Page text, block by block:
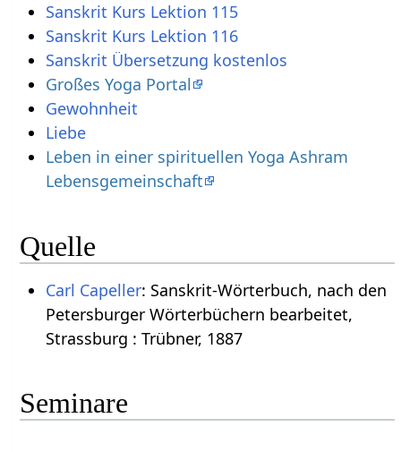
Sanskrit Kurs Lektion 115
Sanskrit Kurs Lektion 116
Sanskrit Übersetzung kostenlos
Großes Yoga Portal
Gewohnheit
Liebe
Leben in einer spirituellen Yoga Ashram
Lebensgemeinschaft
Quelle
Carl Capeller: Sanskrit-Wörterbuch, nach den
Petersburger Wörterbüchern bearbeitet,
Strassburg : Trübner, 1887
Seminare